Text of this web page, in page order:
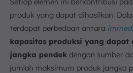
produk yang dapat dihasilkan.
terdapat perbedaan antara
kapasitas produksi yang dapat
jangka pendek dengan sumber
jumlah maksimum produk jangka